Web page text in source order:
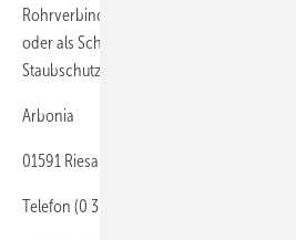
Rohrverbindungen der
oder als Schweißverbindung ausführen.
Staubschutzabdeckbleche, Ballabweiser
Arbonia
01591 Riesa
Telefon (0 35 25) 74 60